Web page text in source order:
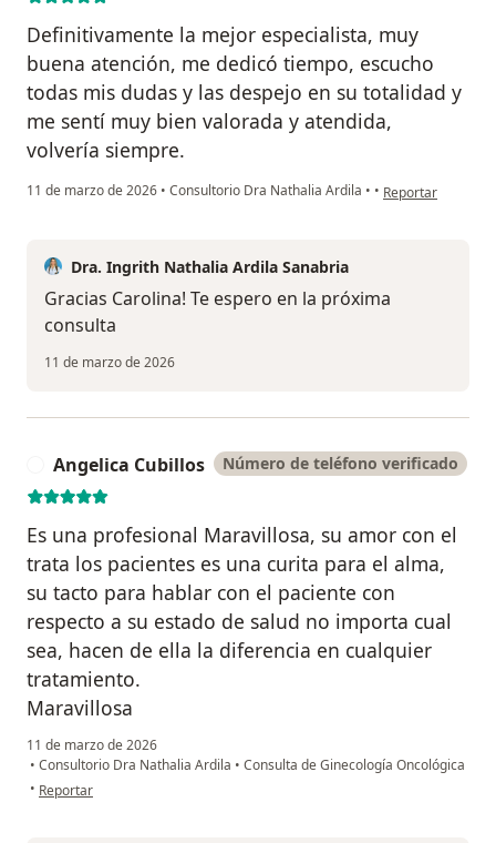
Definitivamente la mejor especialista, muy
buena atención, me dedicó tiempo, escucho
todas mis dudas y las despejo en su totalidad y
me sentí muy bien valorada y atendida,
volvería siempre.
11 de marzo de 2026 • Consultorio Dra Nathalia Ardila • • en opinión del
Reportar
Dra. Ingrith Nathalia Ardila Sanabria
Gracias Carolina! Te espero en la próxima
consulta
11 de marzo de 2026
Angelica Cubillos Número de teléfono verificado
Es una profesional Maravillosa, su amor con el
trata los pacientes es una curita para el alma,
su tacto para hablar con el paciente con
respecto a su estado de salud no importa cual
sea, hacen de ella la diferencia en cualquier
tratamiento.
Maravillosa
11 de marzo de 2026
• Consultorio Dra Nathalia Ardila • Consulta de Ginecología Oncológica
• en opinión del usuario Angelica Cubillos
Reportar